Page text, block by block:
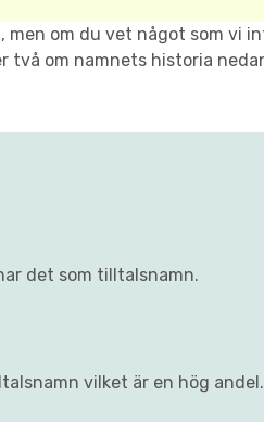
om du vet något som vi
två om namnets historia
det som tilltalsnamn.
vilket är en hög andel.